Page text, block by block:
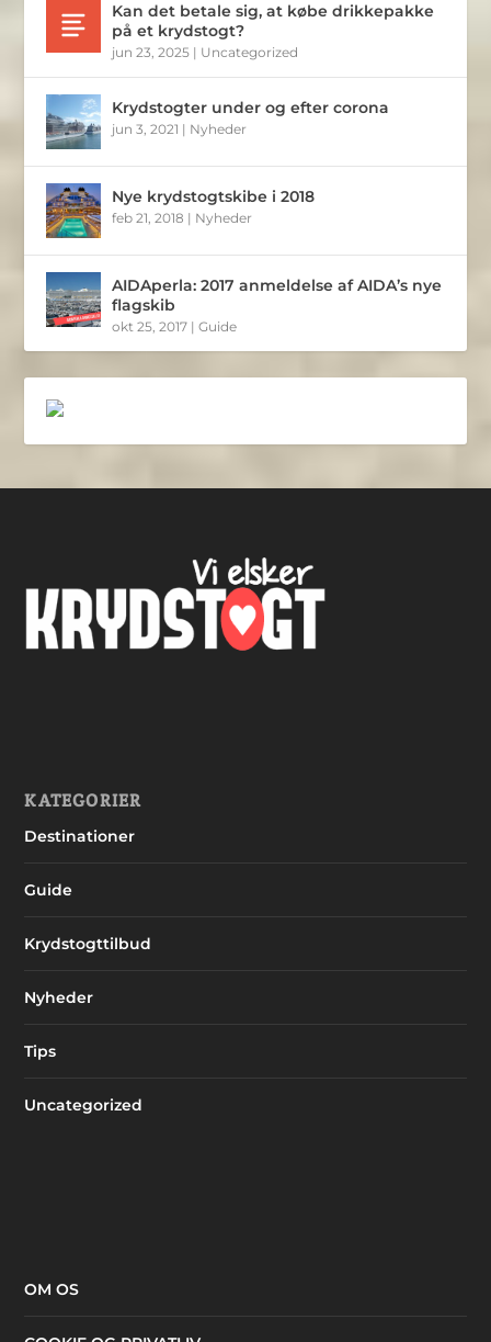
Kan det betale sig, at købe drikkepakke
på et krydstogt?
jun 23, 2025 | Uncategorized
Krydstogter under og efter corona
jun 3, 2021 | Nyheder
Nye krydstogtskibe i 2018
feb 21, 2018 | Nyheder
AIDAperla: 2017 anmeldelse af AIDA’s nye
flagskib
okt 25, 2017 |Guide
KATEGORIER
Destinationer
Guide
Krydstogttilbud
Nyheder
Tips
Uncategorized
OM OS